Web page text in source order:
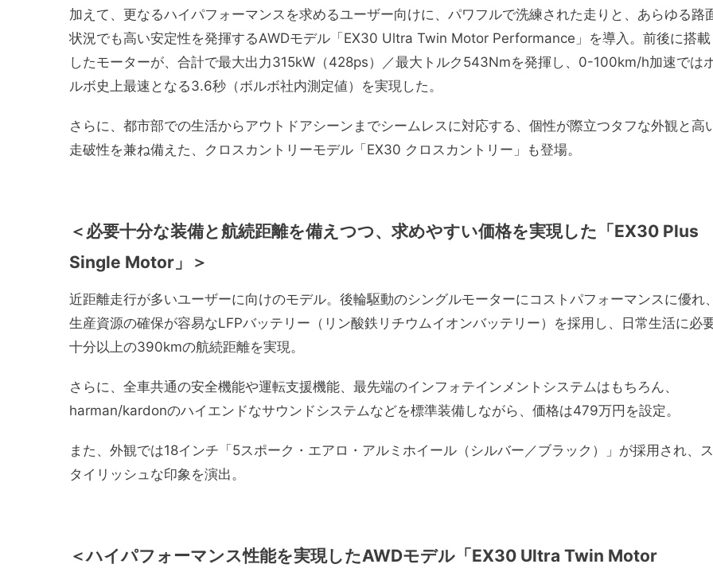
加えて、更なるハイパフォーマンスを求めるユーザー向けに、パワフルで洗練された走りと、あらゆる路
状況でも高い安定性を発揮するAWDモデル「EX30 Ultra Twin Motor Performance」を導入。前後に搭載
したモーターが、合計で最大出力315kW（428ps）／最大トルク543Nmを発揮し、0-100km/h加速では
ルボ史上最速となる3.6秒（ボルボ社内測定値）を実現した。
さらに、都市部での生活からアウトドアシーンまでシームレスに対応する、個性が際立つタフな外観と高
走破性を兼ね備えた、クロスカントリーモデル「EX30 クロスカントリー」も登場。
＜ 必要十分な装備と航続距離を備えつつ、求めやすい価格を実現した「EX30 Plus
Single Motor」＞
近距離走行が多いユーザーに向けのモデル。後輪駆動のシングルモーターにコストパフォーマンスに優れ
生産資源の確保が容易なLFPバッテリー（リン酸鉄リチウムイオンバッテリー）を採用し、日常生活に必
十分以上の390kmの航続距離を実現。
さらに、全車共通の安全機能や運転支援機能、最先端のインフォテインメントシステムはもちろん、
harman/kardonのハイエンドなサウンドシステムなどを標準装備しながら、価格は479万円を設定。
また、外観では18インチ「5スポーク・エアロ・アルミホイール（シルバー／ブラック）」が採用され、ス
タイリッシュな印象を演出。
＜ハイパフォーマンス性能を実現したAWDモデル「EX30 Ultra Twin Motor